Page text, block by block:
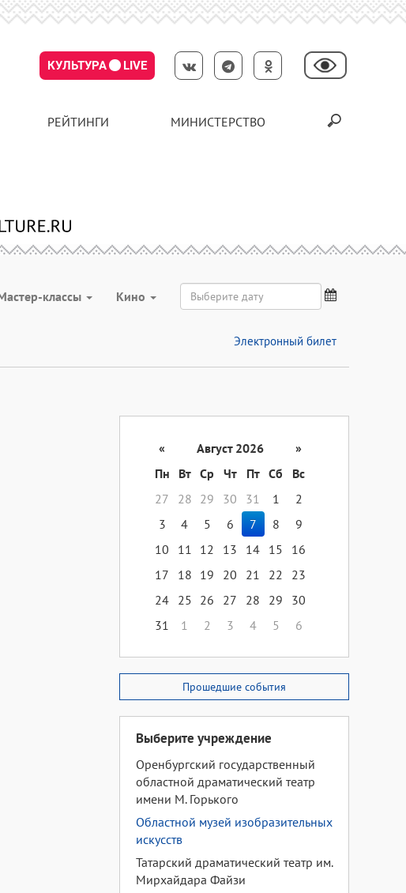
КУЛЬТУРА LIVE
РЕЙТИНГИ МИНИСТЕРСТВО
классы Кино
Электронный билет
« Август 2026
»
Пн
Вт Ср Чт Пт Сб
Вс
27
28 29 30 31 1
2
3
4 5 6 7 8
9
10
11 12 13 14 15
16
17
18 19 20 21 22
23
24 25 26 27 28 29
30
31
1 2 3 4 5 6
Прошедшие события
Выберите учреждение
Оренбургский государственный
областной драматический театр
имени М. Горького
Областной музей изобразительных
искусств
Татарский драматический театр им.
Мирхайдара Файзи